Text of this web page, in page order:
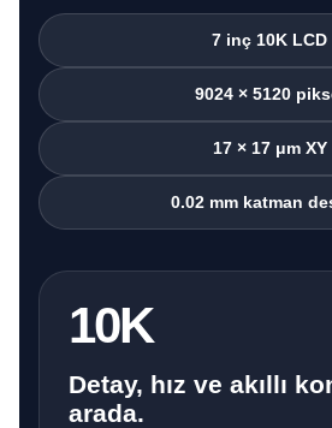
7 inç 10K LCD
9024 × 5120
17 × 17 μm XY
0.02 mm katman
10K
Detay, hız ve akıllı
arada.